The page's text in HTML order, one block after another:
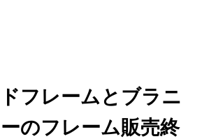
フレームとブラニ
のフレーム販売終